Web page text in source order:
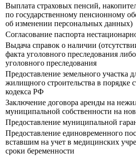
Выплата страховых пенсий,
по государственному пенсионному
об изменении персональных данных)
Согласование паспорта
Выдача справок о наличии
факта уголовного преследования
уголовного преследования
Предоставление земельного участка
жилищного строительства в порядке
кодекса РФ
Заключение договора аренды на
муниципальной собственности на
Предоставление муниципальной
Предоставление единовременного
вставшим на учет в медицинских
сроки беременности